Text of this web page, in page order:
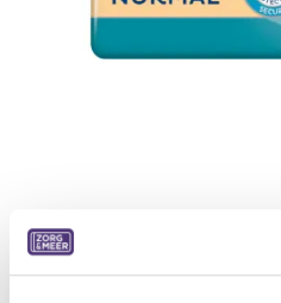
Tena ProSkin